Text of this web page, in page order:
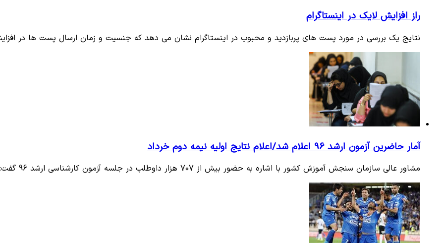
راز افزایش لایک در اینستاگرام
نتایج یک بررسی در مورد پست های پربازدید و محبوب در اینستاگرام نشان می دهد که جنسیت و زمان ارسال پست ها در
آمار حاضرین آزمون ارشد 96 اعلام شد/اعلام نتایج اولیه نیمه دوم خرداد
مشاور عالی سازمان سنجش آموزش کشور با اشاره به حضور بیش از 707 هزار داوطلب در جلسه آزمون کارشناسی ارشد 96 گفت: نتیجه…